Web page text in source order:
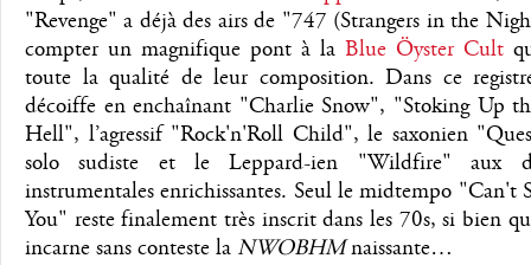
"Revenge" a déjà des airs de "747 (Strangers in the
compter un magnifique pont à laBlue Öyster Cult
toute la qualité de leur composition. Dans ce
décoiffe en enchaînant "Charlie Snow", "Stoking Up
Hell", l’agressif "Rock'n'Roll Child", le saxonien
solo sudiste et le Leppard-ien "Wildfire" aux
instrumentales enrichissantes. Seul le midtempo "Can't
You" reste finalement très inscrit dans les 70s, si bien
incarne sans conteste la NWOBHMnaissante…